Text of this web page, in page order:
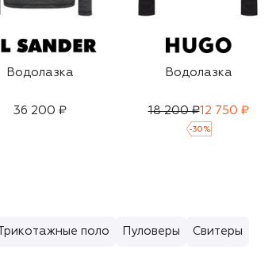
Водолазка
36 200 ₽
Водолазка
18 200 ₽12 750 ₽
-30 %
Трикотажные поло Пуловеры Свитеры